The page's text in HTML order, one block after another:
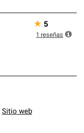
★ 5
1 reseñas
Sitio web